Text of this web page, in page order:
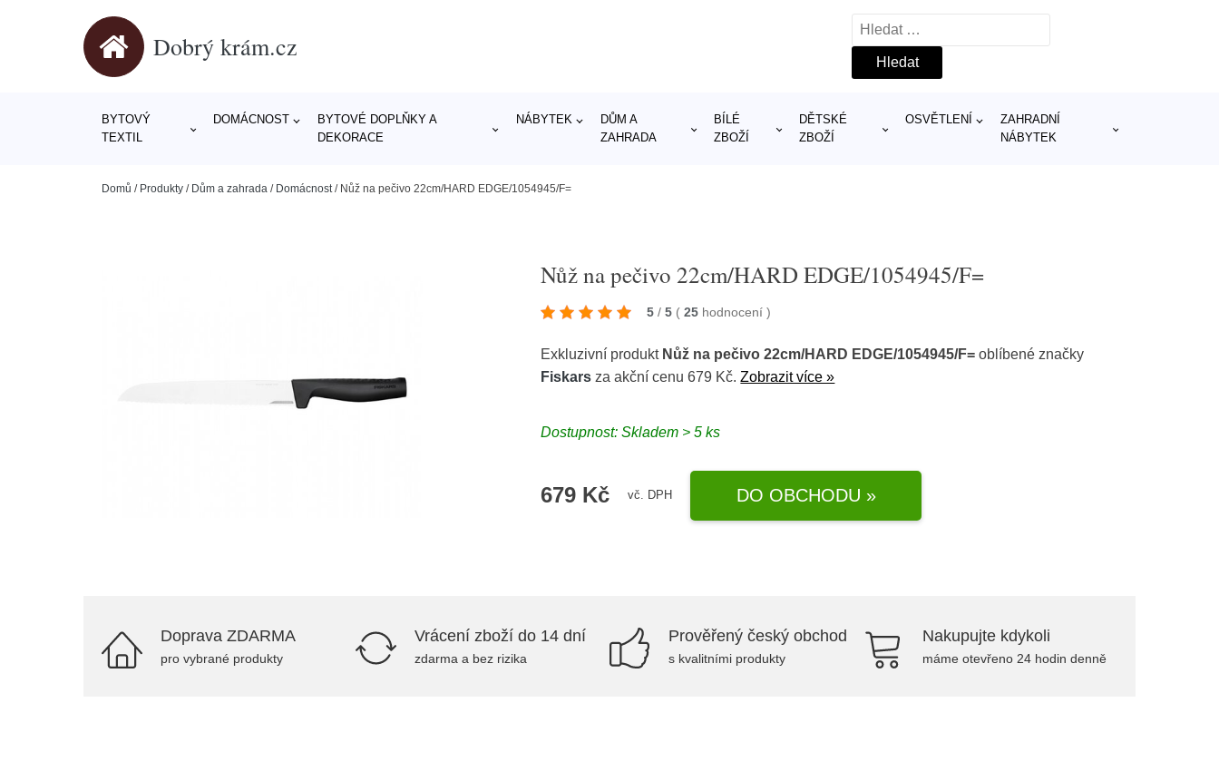
Dobrý krám.cz
Vyhledávání
BYTOVÝ
TEXTIL
DOMÁCNOST
BYTOVÉ DOPLŇKY A
DEKORACE
NÁBYTEK
DŮM A
ZAHRADA
BÍLÉ
ZBOŽÍ
DĚTSKÉ
ZBOŽÍ
OSVĚTLENÍ
ZAHRADNÍ
NÁBYTEK
Domů / Produkty / Dům a zahrada / Domácnost/ Nůž na pečivo 22cm/HARD EDGE/1054945/F=
Nůž na pečivo 22cm/HARD EDGE/1054945/F=
5 / 5 ( 25 hodnocení)
Exkluzivní produkt Nůž na pečivo 22cm/HARD EDGE/1054945/F= oblíbené značky
Fiskars za akční cenu 679 Kč.Zobrazit více »
Dostupnost: Skladem > 5 ks
679 Kč vč. DPH DO OBCHODU »
Doprava ZDARMA
pro vybrané produkty
Vrácení zboží do 14 dní
zdarma a bez rizika
Prověřený český obchod
s kvalitními produkty
Nakupujte kdykoli
máme otevřeno 24 hodin denně